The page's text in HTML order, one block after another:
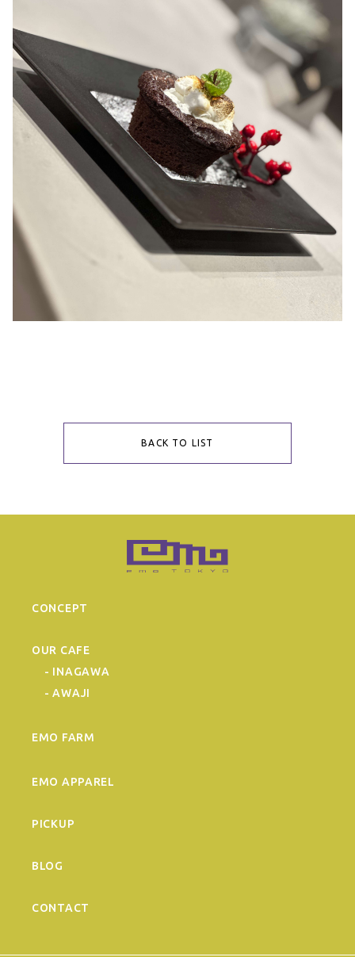
BACK TO LIST
CONCEPT
OUR CAFE
- INAGAWA
- AWAJI
EMO FARM
EMO APPAREL
PICKUP
BLOG
CONTACT